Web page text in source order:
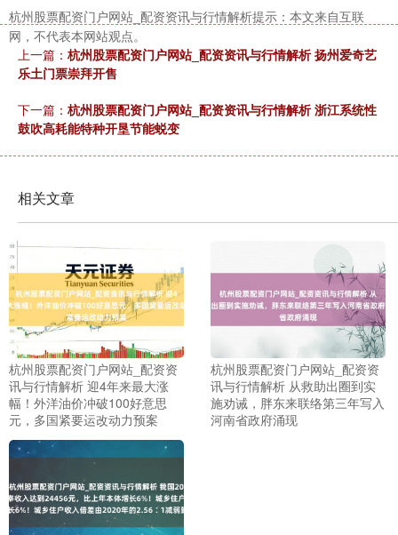
杭州股票配资门户网站_配资资讯与行情解析提示：本文来自互联
网，不代表本网站观点。
上一篇： 杭州股票配资门户网站_配资资讯与行情解析 扬州爱奇艺
乐土门票崇拜开售
下一篇： 杭州股票配资门户网站_配资资讯与行情解析 浙江系统性
鼓吹高耗能特种开垦节能蜕变
相关文章
杭州股票配资门户网站_配资资
讯与行情解析 迎4年来最大涨
幅！外洋油价冲破100好意思
元，多国紧要运改动力预案
杭州股票配资门户网站_配资资
讯与行情解析 从救助出圈到实
施劝诫，胖东来联络第三年写入
河南省政府涌现